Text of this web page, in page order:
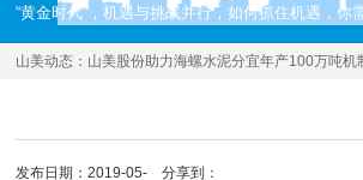
“黄金时代”，机遇与挑战并行，如何抓住机遇，你
山美动态： 山美股份助力海螺水泥分宜年产100万吨机
分享到：
发布日期：2019-05-